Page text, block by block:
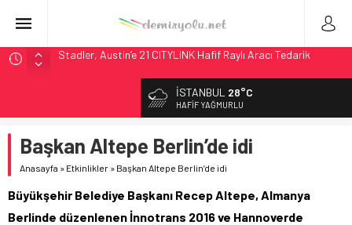
Edecek
9,9 Milyar Dolarlık Mor Hat’ta Tel Testleri Başladı
Utah’ta 31 Milyon Dolarlık Proje Trafik Çilesini Bitiriyor
Kadar Tamamlayacak
ABD’de CREATE Programı 72,4 Milyon Dolarlık Alt Geçidi
İSTANBUL 28°C
HAFIF YAĞMURLU
Başkan Altepe Berlin’de idi
Anasayfa » Etkinlikler » Başkan Altepe Berlin’de idi
Büyükşehir Belediye Başkanı Recep Altepe, Almanya
Berlinde düzenlenen İnnotrans 2016 ve Hannoverde